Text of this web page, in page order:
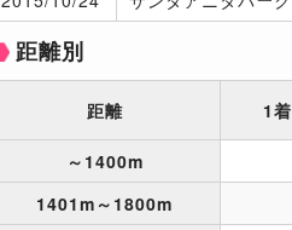
距離別
距離 1着
～1400m
1401m～1800m